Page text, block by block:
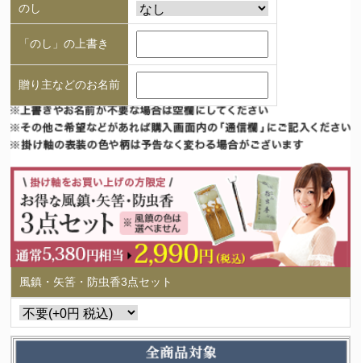
のし
「のし」の上書き
贈り主などのお名前
風鎮・矢筈・防虫香3点セット